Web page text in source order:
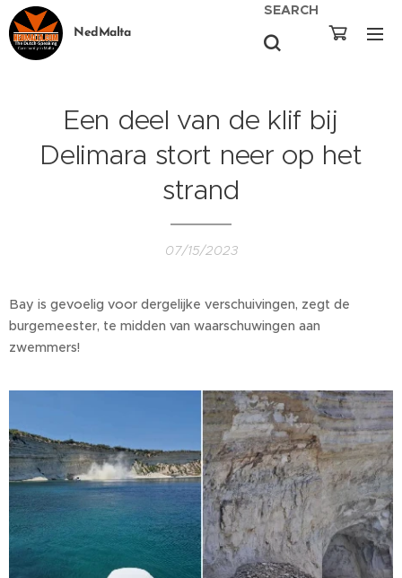
NedMalta
SEARCH
Een deel van de klif bij
Delimara stort neer op het
strand
07/15/2023
Bay is gevoelig voor dergelijke verschuivingen, zegt de
burgemeester, te midden van waarschuwingen aan
zwemmers!